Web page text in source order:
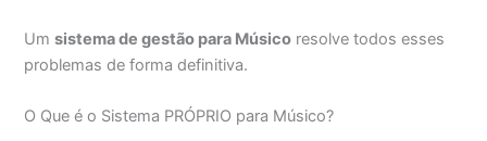
Umsistema de gestão para Músico resolve todos esses
problemas de forma definitiva.
O Que é o Sistema PRÓPRIO para Músico?